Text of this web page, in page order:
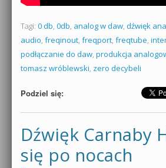
Tagi: 0 db, 0db, analog w daw, dźwięk
audio, freqinout, freqport, freqtube,
podłączanie do daw, produkcja
tomasz wróblewski, zero decybeli
Podziel się:
Dźwięk Carnaby
się po nocach